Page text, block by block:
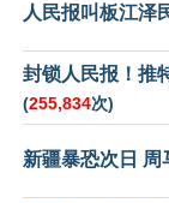
人民报叫板江泽
封锁人民报！推
(255,834次)
新疆暴恐次日 周